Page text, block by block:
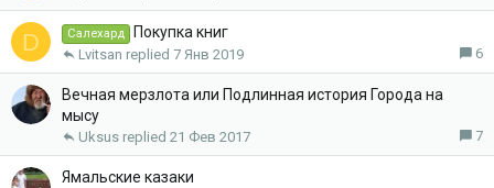
D Салехард Покупка книг
6
7 Янв 2019
Lvitsan
Вечная мерзлота или Подлинная история Города на
мысу
7
21 Фев 2017
Uksus
Ямальские казаки